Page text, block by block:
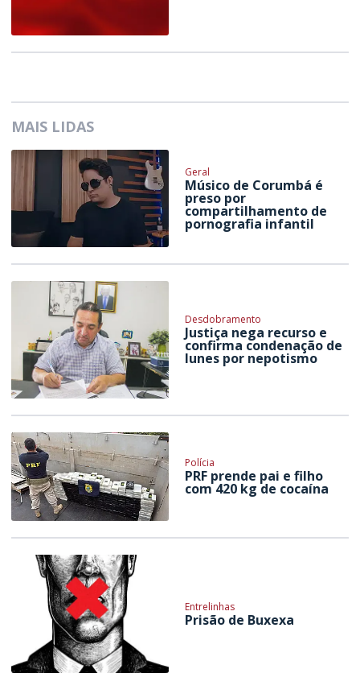
MAIS LIDAS
Geral
Músico de Corumbá é
preso por
compartilhamento de
pornografia infantil
Desdobramento
Justiça nega recurso e
confirma condenação de
Iunes por nepotismo
Polícia
PRF prende pai e filho
com 420 kg de cocaína
Entrelinhas
Prisão de Buxexa